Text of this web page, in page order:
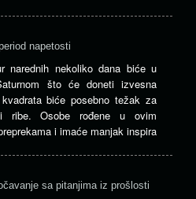
napetosti
narednih nekoliko dana biće u
što će doneti izvesna
biće posebno težak za
ribe. Osobe rođene u ovim
i imaće manjak inspira
sa pitanjima iz prošlosti